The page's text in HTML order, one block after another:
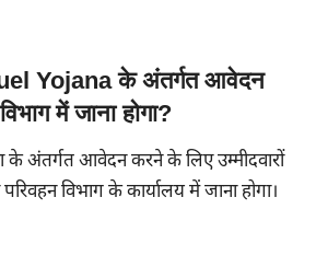
Yojana के अंतर्गत आवेदन
में जाना होगा?
के अंतर्गत आवेदन करने के लिए उम्मीदवारों
विभाग के कार्यालय में जाना होगा।